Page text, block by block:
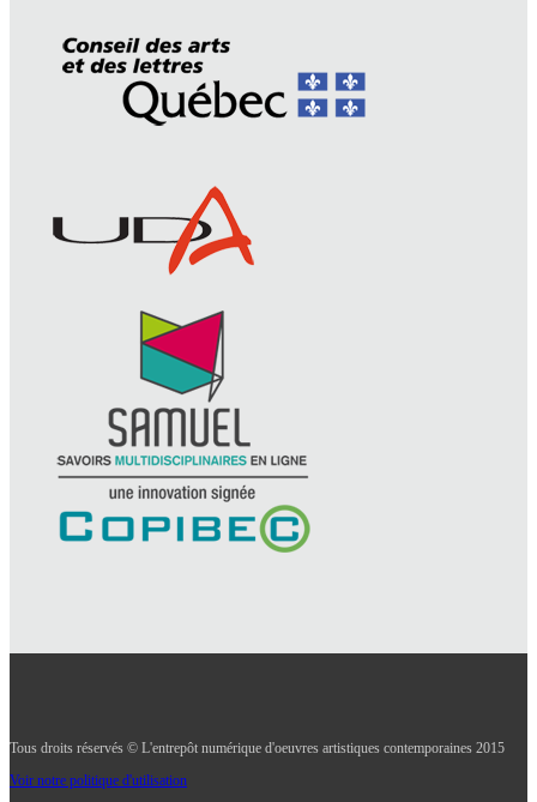
Tous droits réservés © L'entrepôt numérique d'oeuvres artistiques contemporaines 2015
Voir notre politique d'utilisation